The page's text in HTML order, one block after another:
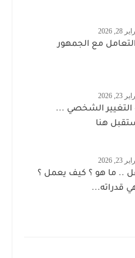
2026
مع الجمهور
2026
التغيير الشخصي ...
هنا
2026
.. ما هو ؟ كيف يعمل ؟
قدراته...